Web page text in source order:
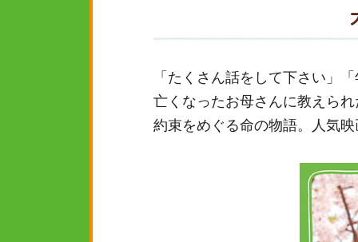
「たくさん話をして下さい」
亡くなったお母さんに教えら
約束をめぐる命の物語。人気